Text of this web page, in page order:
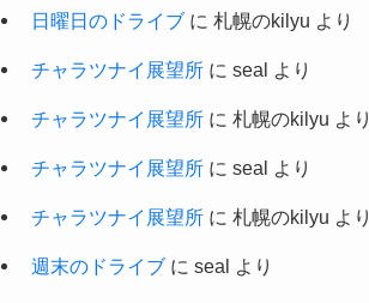
日曜日のドライブに 札幌のkilyu より
チャラツナイ展望所に seal より
チャラツナイ展望所に 札幌のkilyu より
チャラツナイ展望所に seal より
チャラツナイ展望所に 札幌のkilyu より
週末のドライブに seal より